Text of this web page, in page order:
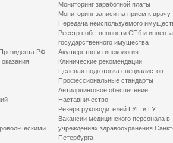
РФ
Мониторинг заработной платы
Мониторинг записи на прием к врачу
Передача неиспользуемого
Реестр собственности СПб и
государственного имущества
Акушерство и гинекология
Клинические рекомендации
Целевая подготовка специалистов
Профессиональные стандарты
Антидопинговое обеспечение
Наставничество
Резерв руководителей ГУП и ГУ
Вакансии медицинского персонала в
учреждениях здравоохранения
Петербурга